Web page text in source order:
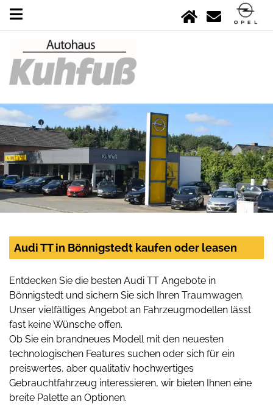
Audi TT in Bönnigstedt kaufen oder leasen
Entdecken Sie die besten Audi TT Angebote in
Bönnigstedt und sichern Sie sich Ihren Traumwagen.
Unser vielfältiges Angebot an Fahrzeugmodellen lässt
fast keine Wünsche offen.
Ob Sie ein brandneues Modell mit den neuesten
technologischen Features suchen oder sich für ein
preiswertes, aber qualitativ hochwertiges
Gebrauchtfahrzeug interessieren, wir bieten Ihnen eine
breite Palette an Optionen.